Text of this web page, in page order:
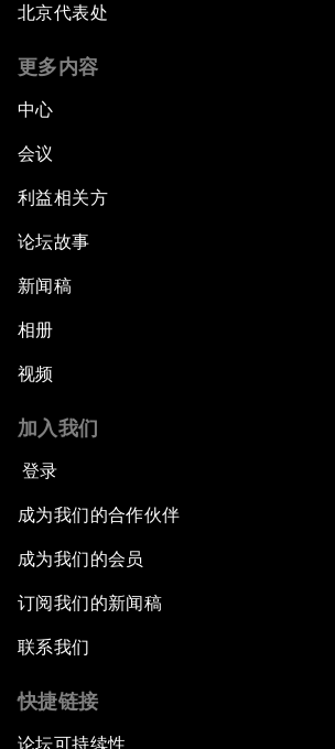
北京代表处
更多内容
中心
会议
利益相关方
论坛故事
新闻稿
相册
视频
加入我们
登录
成为我们的合作伙伴
成为我们的会员
订阅我们的新闻稿
联系我们
快捷链接
论坛可持续性